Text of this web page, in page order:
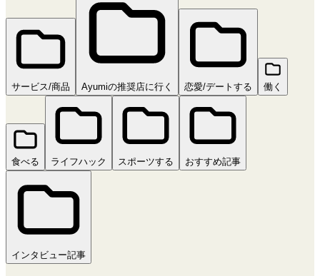
サービス/商品 Ayumiの推奨店に行く 恋愛/デートする 働く
食べる ライフハック スポーツする おすすめ記事
インタビュー記事